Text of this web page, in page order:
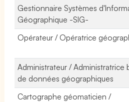
Gestionnaire Systèmes
Géographique -SIG-
Opérateur / Opératrice
Administrateur / Administratrice
de données géographiques
Cartographe géomaticien /